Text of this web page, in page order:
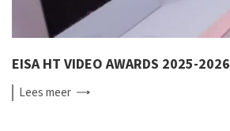
EISA HT VIDEO AWARDS 2025-2026
Leesmeer